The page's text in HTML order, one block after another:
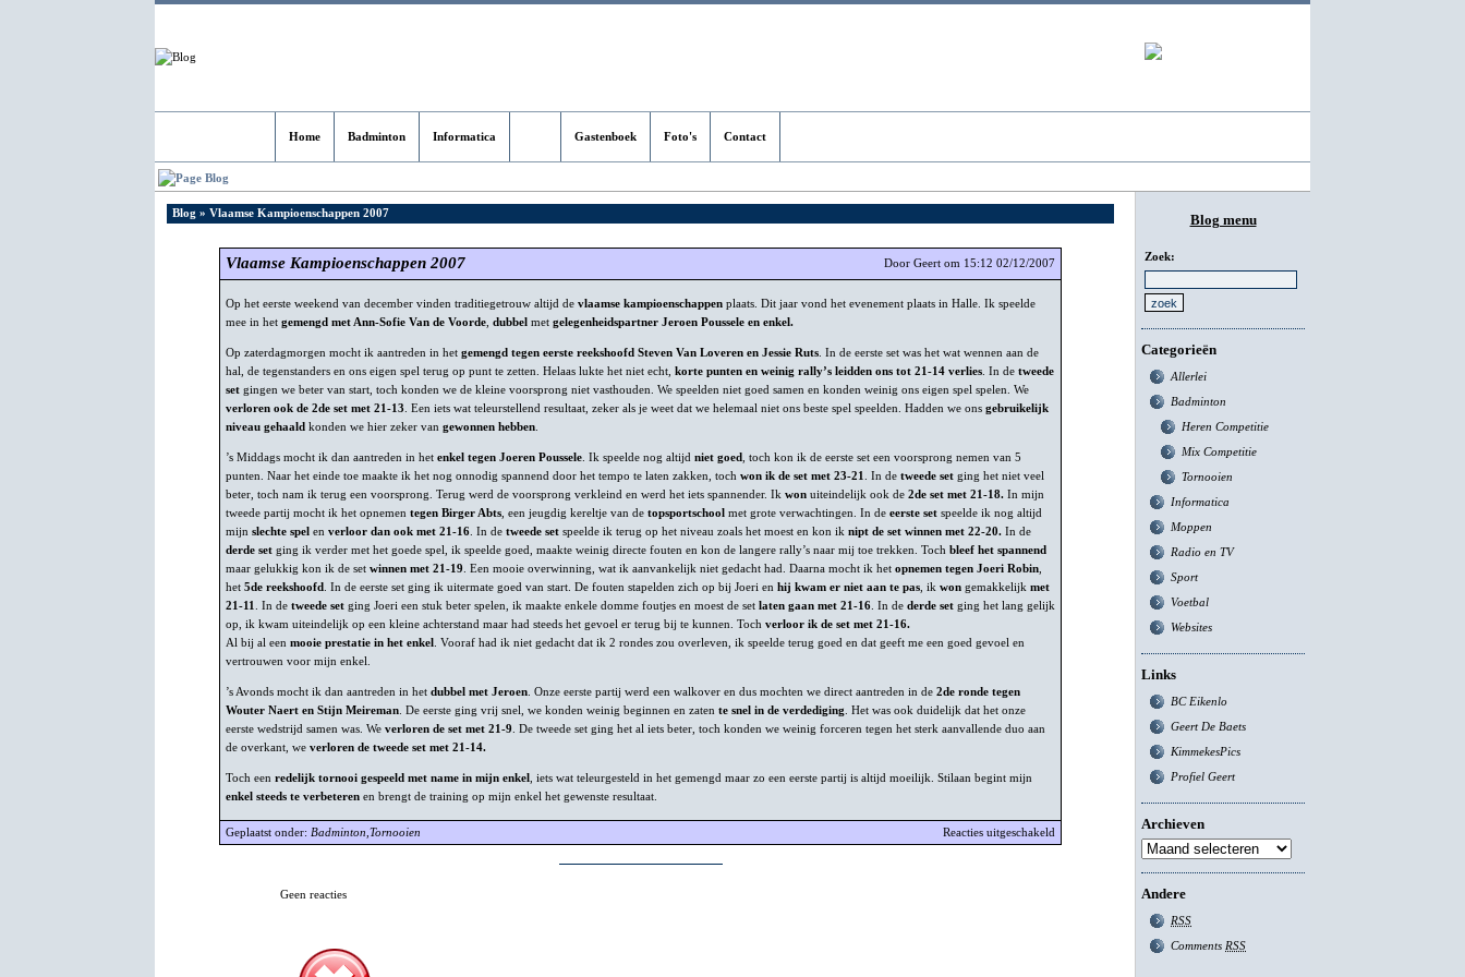
Home Badminton Informatica Gastenboek Foto's Contact
Blog
Blog » Vlaamse Kampioenschappen 2007
Vlaamse Kampioenschappen 2007 Door Geert om 15:12 02/12/2007
Op het eerste weekend van december vinden traditiegetrouw altijd de vlaamse kampioenschappen plaats. Dit jaar vond het evenement plaats in Halle. Ik speelde
mee in het gemengd met Ann-Sofie Van de Voorde dubbel met gelegenheidspartner Jeroen Poussele en enkel.
Op zaterdagmorgen mocht ik aantreden in het gemengd tegen eerste reekshoofd Steven Van Loveren en Jessie Ruts . In de eerste set was het wat wennen aan de
hal, de tegenstanders en ons eigen spel terug op punt te zetten. Helaas lukte het niet echt, korte punten en weinig rally’s leidden ons tot 21-14 verlies . In de tweede
set gingen we beter van start, toch konden we de kleine voorsprong niet vasthouden. We speelden niet goed samen en konden weinig ons eigen spel spelen. We
verloren ook de 2de set met 21-13 . Een iets wat teleurstellend resultaat, zeker als je weet dat we helemaal niet ons beste spel speelden. Hadden we ons gebruikelijk
niveau gehaald konden we hier zeker van gewonnen hebben
’s Middags mocht ik dan aantreden in het enkel tegen Joeren Poussele . Ik speelde nog altijd niet goed , toch kon ik de eerste set een voorsprong nemen van 5
punten. Naar het einde toe maakte ik het nog onnodig spannend door het tempo te laten zakken, toch won ik de set met 23-21 . In de tweede set ging het niet veel
beter, toch nam ik terug een voorsprong. Terug werd de voorsprong verkleind en werd het iets spannender. Ik won uiteindelijk ook de 2de set met 21-18. In mijn
tweede partij mocht ik het opnemen tegen Birger Abts , een jeugdig kereltje van de topsportschool met grote verwachtingen. In de eerste set speelde ik nog altijd
mijn slechte spel en verloor dan ook met 21-16 . In de tweede set speelde ik terug op het niveau zoals het moest en kon ik nipt de set winnen met 22-20. In de
derde set ging ik verder met het goede spel, ik speelde goed, maakte weinig directe fouten en kon de langere rally’s naar mij toe trekken. Toch bleef het spannend
maar gelukkig kon ik de set winnen met 21-19 . Een mooie overwinning, wat ik aanvankelijk niet gedacht had. Daarna mocht ik het opnemen tegen Joeri Robin
het 5de reekshoofd . In de eerste set ging ik uitermate goed van start. De fouten stapelden zich op bij Joeri en hij kwam er niet aan te pas , ik won gemakkelijk met
21-11
. In de tweede set ging Joeri een stuk beter spelen, ik maakte enkele domme foutjes en moest de set laten gaan met 21-16 . In de derde set ging het lang gelijk
op, ik kwam uiteindelijk op een kleine achterstand maar had steeds het gevoel er terug bij te kunnen. Toch verloor ik de set met 21-16.
Al bij al een mooie prestatie in het enkel . Vooraf had ik niet gedacht dat ik 2 rondes zou overleven, ik speelde terug goed en dat geeft me een goed gevoel en
vertrouwen voor mijn enkel.
’s Avonds mocht ik dan aantreden in het dubbel met Jeroen . Onze eerste partij werd een walkover en dus mochten we direct aantreden in de 2de ronde tegen
Wouter Naert en Stijn Meireman . De eerste ging vrij snel, we konden weinig beginnen en zaten te snel in de verdediging . Het was ook duidelijk dat het onze
eerste wedstrijd samen was. We verloren de set met 21-9 . De tweede set ging het al iets beter, toch konden we weinig forceren tegen het sterk aanvallende duo aan
de overkant, we verloren de tweede set met 21-14.
Toch een redelijk tornooi gespeeld met name in mijn enkel , iets wat teleurgesteld in het gemengd maar zo een eerste partij is altijd moeilijk. Stilaan begint mijn
enkel steeds te verbeteren en brengt de training op mijn enkel het gewenste resultaat.
Geplaatst onder: Badminton Tornooien Reacties uitgeschakeld
Vlaamse
Geen reacties
Blog menu
Zoek:
Categorieën
Allerlei
Badminton
Heren Competitie
Mix Competitie
Tornooien
Informatica
Moppen
Radio en TV
Sport
Voetbal
Websites
Links
BC Eikenlo
Geert De Baets
KimmekesPics
Profiel Geert
Archieven
Andere
RSS
Comments RSS